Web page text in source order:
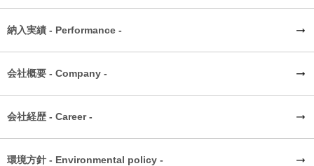
納入実績 - Performance -
会社概要 - Company -
会社経歴 - Career -
環境方針 - Environmental policy -